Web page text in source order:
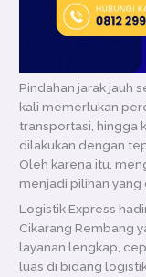
Pindahan jarak jauh
kali memerlukan
transportasi, hingga
dilakukan dengan
Oleh karena itu,
menjadi pilihan yang
Logistik Express
Cikarang Rembang
layanan lengkap,
luas di bidang